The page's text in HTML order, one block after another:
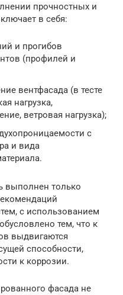
прочностных и
в себя:
и прогибов
(профилей и
вентфасада (в тесте
нагрузка,
ветровая нагрузка);
с
и вида
выполнен только
с использованием
тем, что к
выдвигаются
способности,
к коррозии.
фасада не